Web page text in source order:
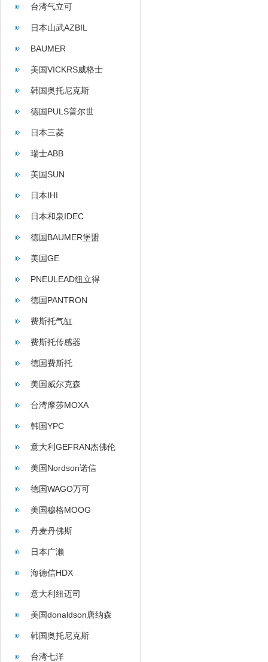
台湾气立可
日本山武AZBIL
BAUMER
美国VICKRS威格士
韩国奥托尼克斯
AUTONICS
德国PULS普尔世
日本三菱
瑞士ABB
美国SUN
日本IHI
日本和泉IDEC
德国BAUMER堡盟
美国GE
PNEULEAD纽立得
德国PANTRON
费斯托气缸
费斯托传感器
德国费斯托
美国威尔克森
WILKERSON
台湾摩莎MOXA
韩国YPC
意大利GEFRAN杰佛伦
美国Nordson诺信
德国WAGO万可
美国穆格MOOG
丹麦丹佛斯
日本广濑
海德信HDX
意大利纽迈司
美国donaldson唐纳森
韩国奥托尼克斯
台湾七洋